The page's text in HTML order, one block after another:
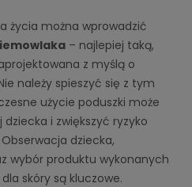
życia można wprowadzić
– najlepiej taką,
z myślą o
należy spieszyć się z tym
użycie poduszki może
i zwiększyć ryzyko
dziecka,
wybór produktu wykonanych
skóry są kluczowe.